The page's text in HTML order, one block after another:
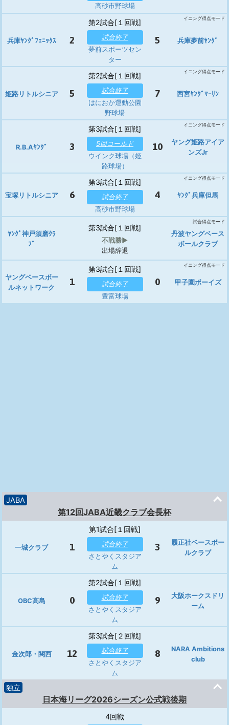
高砂市野球場
兵庫ﾔﾝｸﾞﾌｪﾆｯｸｽ 2
第2試合[１回戦]
試合終了
夢前スポーツセン
ター
5 兵庫夢前ﾔﾝｸﾞ
イニング得点モード
姫路リトルシニア 5
第2試合[１回戦]
試合終了
はにおか運動公園
野球場
7 西宮ﾔﾝｸﾞﾏｰﾘﾝ
イニング得点モード
R.B.Aﾔﾝｸﾞ 3
第3試合[１回戦]
5回コールド
ウインク球場（姫
路球場）
10
ヤング姫路アイア
ンズJr
イニング得点モード
宝塚リトルシニア 6
第3試合[１回戦]
試合終了
高砂市野球場
4 ﾔﾝｸﾞ兵庫但馬
イニング得点モード
ﾔﾝｸﾞ神戸須磨ｸﾗ
ﾌﾞ
第3試合[１回戦]
不戦勝▶︎
出場辞退
丹波ヤングベース
ボールクラブ
試合得点モード
ヤングベースボー
ルネットワーク
1
第3試合[１回戦]
試合終了
豊富球場
0 甲子園ボーイズ
イニング得点モード
JABA
第12回JABA近畿クラブ会長杯
一城クラブ 1
第1試合[１回戦]
試合終了
さとやくスタジア
ム
3
履正社ベースボー
ルクラブ
OBC高島 0
第2試合[１回戦]
試合終了
さとやくスタジア
ム
9
大阪ホークスドリ
ーム
金次郎・関西 12
第3試合[２回戦]
試合終了
さとやくスタジア
ム
8
NARA Ambitions
club
独立
日本海リーグ2026シーズン公式戦後期
4回戦